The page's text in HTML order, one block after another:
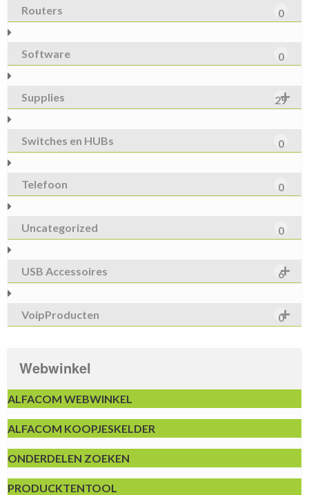
Routers 0
Software 0
Supplies 29
Switches en HUBs 0
Telefoon 0
Uncategorized 0
USB Accessoires 6
VoipProducten 0
Webwinkel
ALFACOM WEBWINKEL
ALFACOM KOOPJESKELDER
ONDERDELEN ZOEKEN
PRODUCKTENTOOL